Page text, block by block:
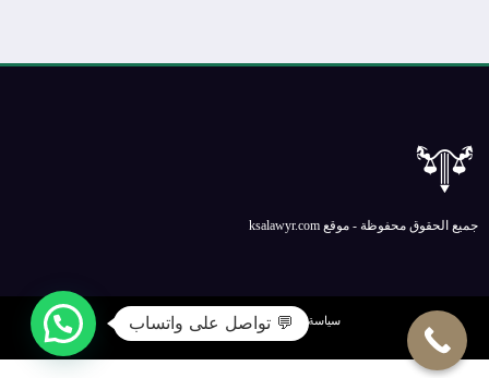
💬 تواصل على واتساب